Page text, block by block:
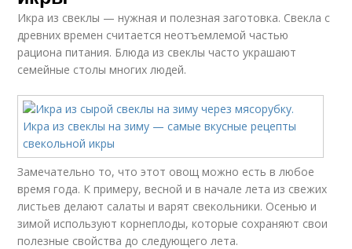
Икра из свеклы — нужная и полезная заготовка. Свекла с
древних времен считается неотъемлемой частью
рациона питания. Блюда из свеклы часто украшают
семейные столы многих людей.
Замечательно то, что этот овощ можно есть в любое
время года. К примеру, весной и в начале лета из свежих
листьев делают салаты и варят свекольники. Осенью и
зимой используют корнеплоды, которые сохраняют свои
полезные свойства до следующего лета.